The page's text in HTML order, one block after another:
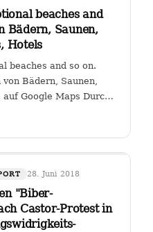
beaches and
Bädern, Saunen,
Hotels
beaches and so on.
Bädern, Saunen,
Google Maps Durch
28. Juni 2018
"Biber-
Castor-Protest in